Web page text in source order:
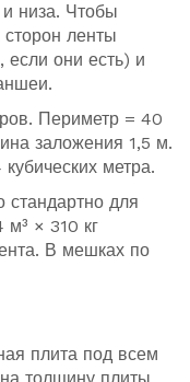
и низа. Чтобы
ленты
если они есть) и
Периметр = 40
заложения 1,5 м.
метра.
для
м³ × 310 кг
В мешках по
плита под всем